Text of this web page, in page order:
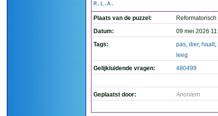
R.L.A.
Plaats van de puzzel:
Datum:
09 mei 2026
Tags:
pas, dier, haalt,
leeg
Gelijkluidende vragen:
480499
Geplaatst door: Anoniem